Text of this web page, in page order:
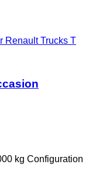
Renault Trucks T
kg Configuration